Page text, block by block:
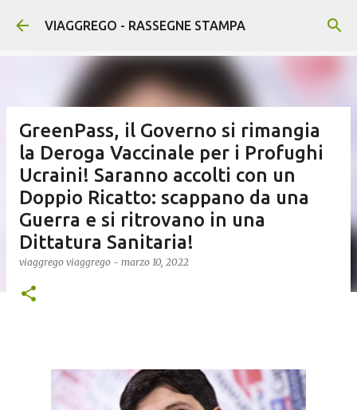
Passa ai contenuti principali
VIAGGREGO - RASSEGNE STAMPA
GreenPass, il Governo si rimangia
la Deroga Vaccinale per i Profughi
Ucraini! Saranno accolti con un
Doppio Ricatto: scappano da una
Guerra e si ritrovano in una
Dittatura Sanitaria!
viaggrego viaggrego - marzo 10, 2022